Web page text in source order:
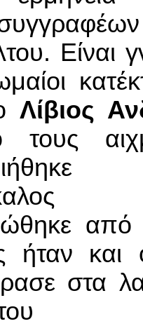
Είναι
Λίβιος
από
ήταν και
στα